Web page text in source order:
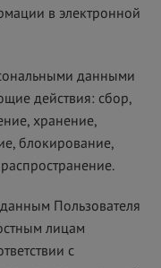
в электронной
данными
действия: сбор,
хранение,
блокирование,
Пользователя
лицам
с